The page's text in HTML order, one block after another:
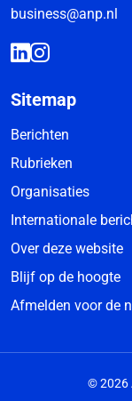
business@anp.nl
Sitemap
Berichten
Rubrieken
Organisaties
Internationale
Over deze website
Blijf op de hoogte
Afmelden voor de
© 2026